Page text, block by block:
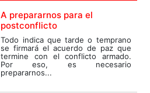
A prepararnos para el
postconflicto
Todo indica que tarde o temprano
se firmará el acuerdo de paz que
termine con el conflicto armado.
Por eso, es necesario
prepararnos...